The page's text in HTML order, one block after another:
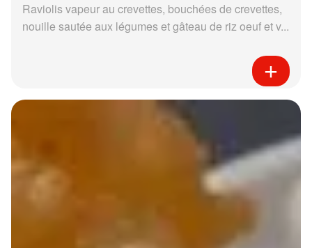
Raviolis vapeur au crevettes, bouchées de crevettes,
nouille sautée aux légumes et gâteau de riz oeuf et v...